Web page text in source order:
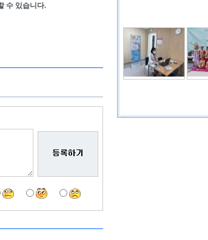
수 있습니다.